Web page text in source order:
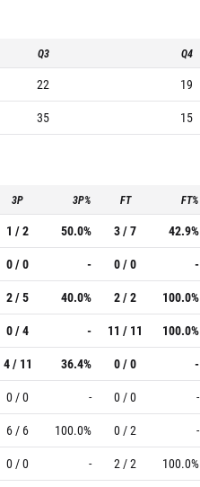
Q3 Q4
22 19
35 15
3P 3P% FT FT%
1 / 2 50.0% 3 / 7 42.9%
0 / 0 - 0 / 0 -
2 / 5 40.0% 2 / 2 100.0%
0 / 4 - 11 / 11 100.0%
4 / 11 36.4% 0 / 0 -
0 / 0 - 0 / 0 -
6 / 6 100.0% 0 / 2 -
0 / 0 - 2 / 2 100.0%